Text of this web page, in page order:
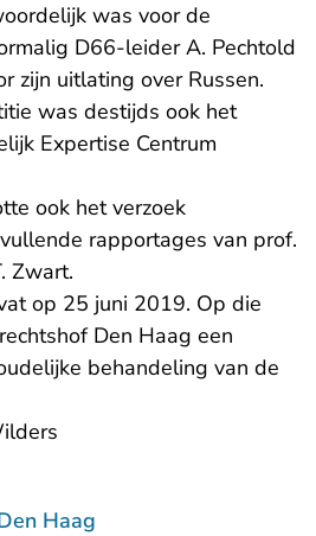
was voor de
D66-leider A. Pechtold
zijn uitlating over Russen.
was destijds ook het
Expertise Centrum
ook het verzoek
rapportages van prof.
Zwart.
op 25 juni 2019. Op die
Den Haag een
behandeling van de
Haag